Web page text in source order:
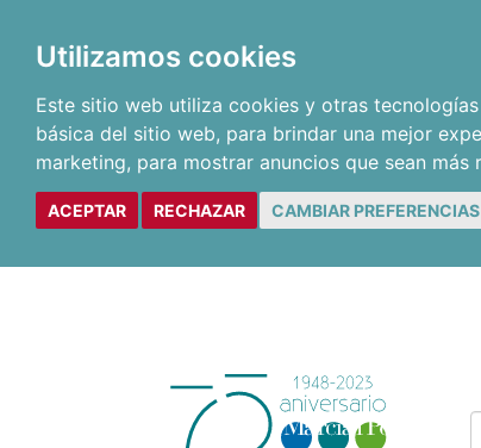
Utilizamos cookies
Este sitio web utiliza cookies y otras
básica del sitio web, para brindar una mejor
marketing, para mostrar anuncios que sean más
ACEPTAR RECHAZAR CAMBIAR PREFERENCIAS